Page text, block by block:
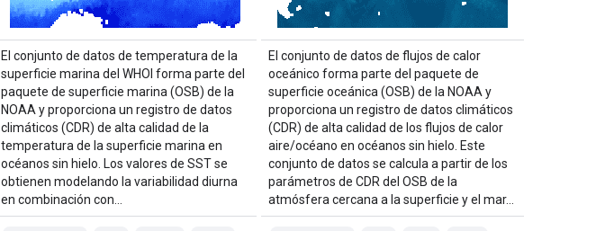
El conjunto de datos de temperatura de la
superficie marina del WHOI forma parte del
paquete de superficie marina (OSB) de la
NOAA y proporciona un registro de datos
climáticos (CDR) de alta calidad de la
temperatura de la superficie marina en
océanos sin hielo. Los valores de SST se
obtienen modelando la variabilidad diurna
en combinación con…
El conjunto de datos de flujos de calor
oceánico forma parte del paquete de
superficie oceánica (OSB) de la NOAA y
proporciona un registro de datos climáticos
(CDR) de alta calidad de los flujos de calor
aire/océano en océanos sin hielo. Este
conjunto de datos se calcula a partir de los
parámetros de CDR del OSB de la
atmósfera cercana a la superficie y el mar…